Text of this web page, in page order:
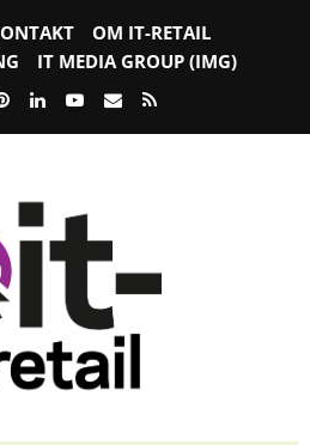
OM IT-RETAIL
IT MEDIA GROUP (IMG)